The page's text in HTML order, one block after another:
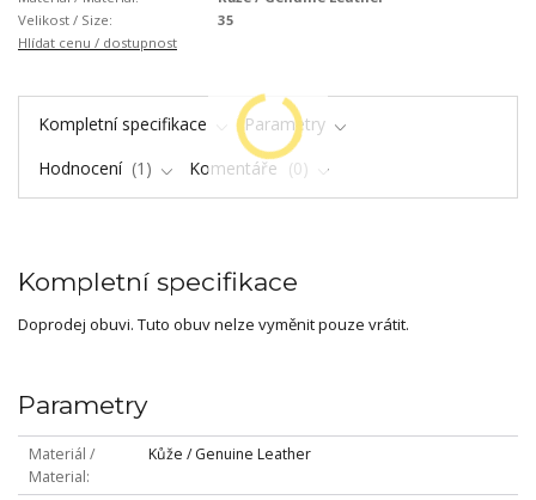
Velikost / Size:
35
Hlídat cenu / dostupnost
Kompletní specifikace
Parametry
Hodnocení
1 Komentáře 0
Kompletní specifikace
Doprodej obuvi. Tuto obuv nelze vyměnit pouze vrátit.
Parametry
Materiál /
Material
Kůže / Genuine Leather